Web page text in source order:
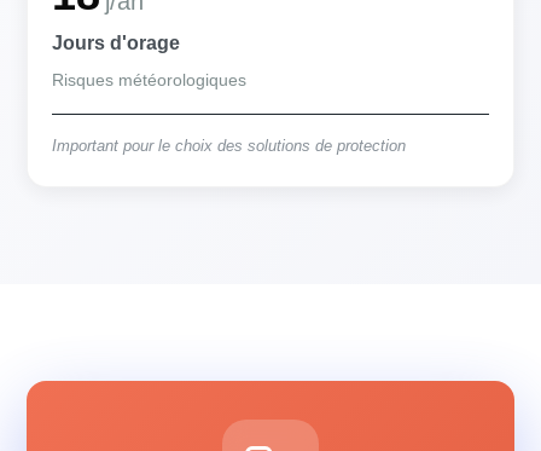
Jours d'orage
Risques météorologiques
Important pour le choix des solutions de protection